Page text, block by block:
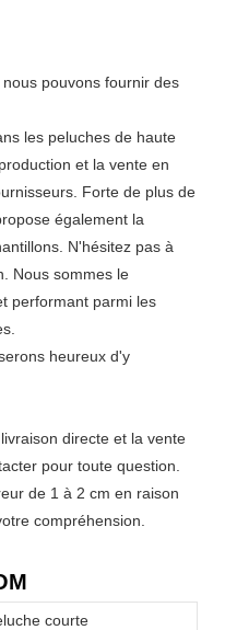
pouvons fournir des
les peluches de haute
et la vente en
Forte de plus de
également la
N'hésitez pas à
Nous sommes le
performant parmi les
heureux d'y
directe et la vente
pour toute question.
de 1 à 2 cm en raison
compréhension.
courte